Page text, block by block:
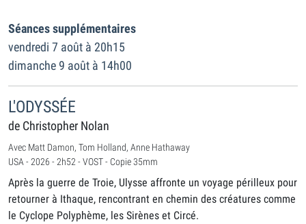
Séances supplémentaires
vendredi 7 août à 20h15
dimanche 9 août à 14h00
L'ODYSSÉE
de Christopher Nolan
Avec Matt Damon, Tom Holland, Anne Hathaway
USA - 2026 - 2h52 - VOST - Copie 35mm
Après la guerre de Troie, Ulysse affronte un voyage périlleux pour
retourner à Ithaque, rencontrant en chemin des créatures comme
le Cyclope Polyphème, les Sirènes et Circé.